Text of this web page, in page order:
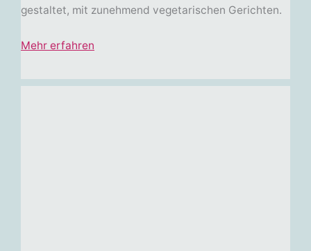
gestaltet, mit zunehmend vegetarischen Gerichten.
Mehr erfahren